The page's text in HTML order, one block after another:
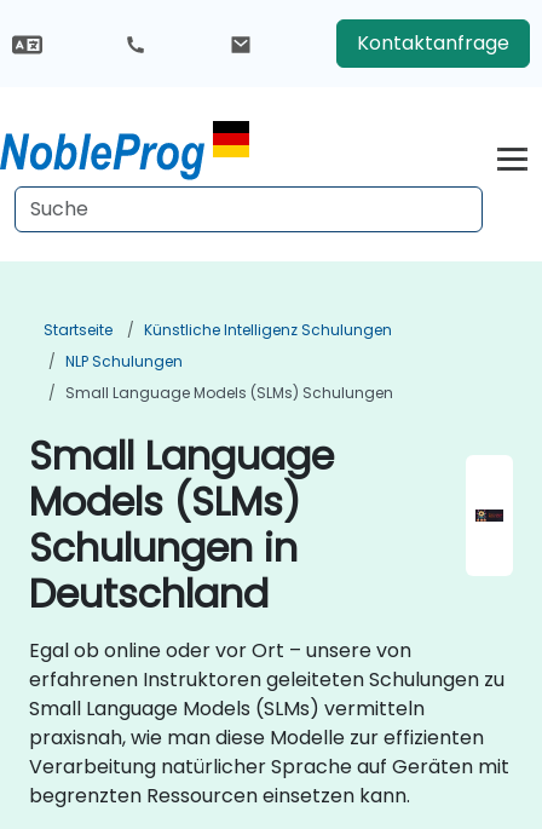
Kontaktanfrage
Startseite
Künstliche Intelligenz Schulungen
NLP Schulungen
Small Language Models (SLMs) Schulungen
Small Language
Models (SLMs)
Schulungen in
Deutschland
Egal ob online oder vor Ort – unsere von
erfahrenen Instruktoren geleiteten Schulungen zu
Small Language Models (SLMs) vermitteln
praxisnah, wie man diese Modelle zur effizienten
Verarbeitung natürlicher Sprache auf Geräten mit
begrenzten Ressourcen einsetzen kann.